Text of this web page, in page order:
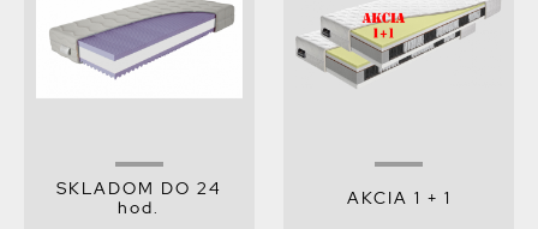
SKLADOM DO 24
hod.
AKCIA 1 + 1